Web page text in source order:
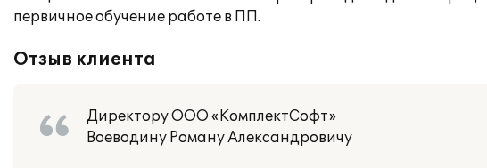
первичное обучение работе в ПП.
Отзыв клиента
Директору ООО «КомплектСофт»
Воеводину Роману Александровичу